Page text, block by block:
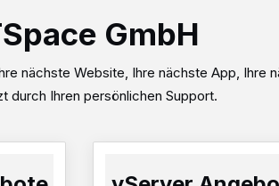
PRIVAT &
HOSTING
Qualitäts -Webhosting
Plesk Obsidian
GmbH
nächste Website, Ihre nächste App, Ihre
durch Ihren persönlichen Support.